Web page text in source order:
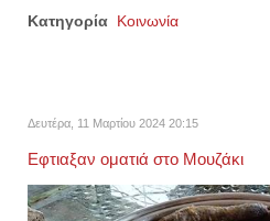
Κατηγορία Κοινωνία
Δευτέρα, 11 Μαρτίου 2024 20:15
Εφτιαξαν οματιά στο Μουζάκι